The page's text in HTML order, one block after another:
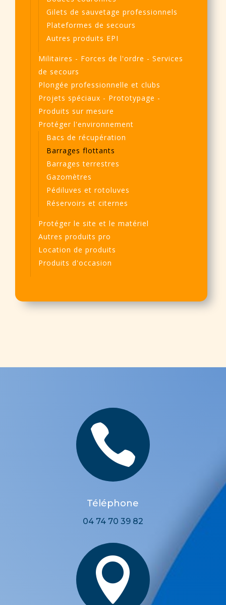
Gilets de sauvetage professionnels
Plateformes de secours
Autres produits EPI
Militaires - Forces de l'ordre - Services
de secours
Plongée professionnelle et clubs
Projets spéciaux - Prototypage -
Produits sur mesure
Protéger l'environnement
Bacs de récupération
Barrages flottants
Barrages terrestres
Gazomètres
Pédiluves et rotoluves
Réservoirs et citernes
Protéger le site et le matériel
Autres produits pro
Location de produits
Produits d'occasion

Téléphone
04 74 70 39 82
